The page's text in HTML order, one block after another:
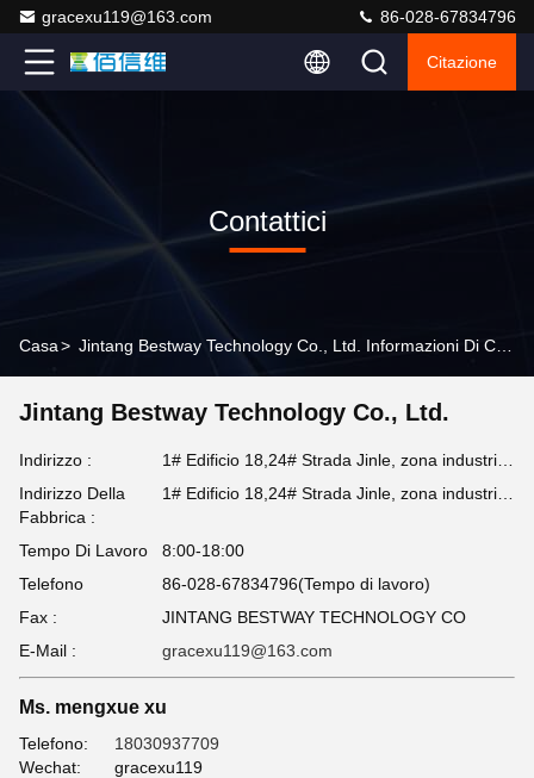
gracexu119@163.com 86-028-67834796
Citazione
Contattici
Casa>
Jintang Bestway Technology Co., Ltd.
Indirizzo :
Indirizzo Della
Fabbrica :
Tempo Di Lavoro
8:00-18:00
Telefono
86-028-67834796(Tempo di lavoro)
Fax :
JINTANG BESTWAY TECHNOLOGY CO
E-Mail :
gracexu119@163.com
Ms. mengxue xu
Telefono:
18030937709
Wechat:
gracexu119